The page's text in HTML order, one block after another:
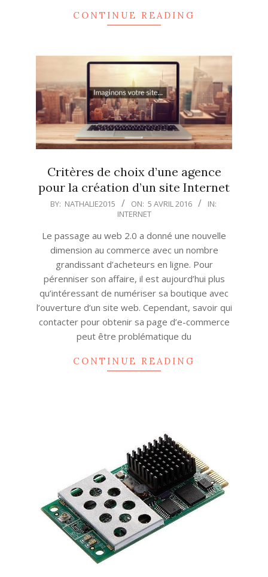
CONTINUE READING
Critères de choix d’une agence
pour la création d’un site Internet
2016-
05
BY: NATHALIE2015 ON: 5 AVRIL 2016
IN:
INTERNET
Le passage au web 2.0 a donné une nouvelle
dimension au commerce avec un nombre
grandissant d’acheteurs en ligne. Pour
pérenniser son affaire, il est aujourd’hui plus
qu’intéressant de numériser sa boutique avec
l’ouverture d’un site web. Cependant, savoir qui
contacter pour obtenir sa page d’e-commerce
peut être problématique du
CONTINUE READING